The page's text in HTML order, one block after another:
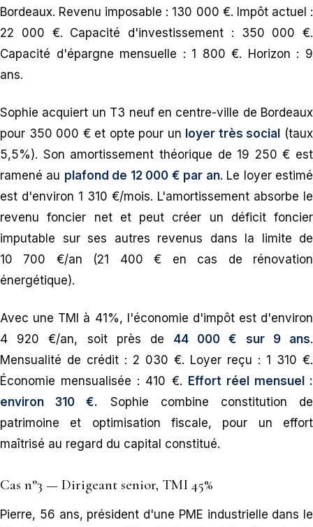
Bordeaux. Revenu imposable : 130 000 €. Impôt actuel :
22 000 €. Capacité d'investissement : 350 000 €.
Capacité d'épargne mensuelle : 1 800 €. Horizon : 9
ans.
Sophie acquiert un T3 neuf en centre-ville de Bordeaux
pour 350 000 € et opte pour un loyer très social
(taux
5,5%). Son amortissement théorique de 19 250 € est
ramené au plafond de 12 000 € par an. Le loyer estimé
est d'environ 1 310 €/mois. L'amortissement absorbe le
revenu foncier net et peut créer un déficit foncier
imputable sur ses autres revenus dans la limite de
10 700 €/an (21 400 € en cas de rénovation
énergétique).
Avec une TMI à 41%, l'économie d'impôt est d'environ
4 920 €/an, soit près de 44 000 € sur 9 ans.
Mensualité de crédit : 2 030 €. Loyer reçu : 1 310 €.
Économie mensualisée : 410 €. Effort réel mensuel :
environ 310 €. Sophie combine constitution de
patrimoine et optimisation fiscale, pour un effort
maîtrisé au regard du capital constitué.
Cas n°3 — Dirigeant senior, TMI 45%
Pierre, 56 ans, président d'une PME industrielle dans le